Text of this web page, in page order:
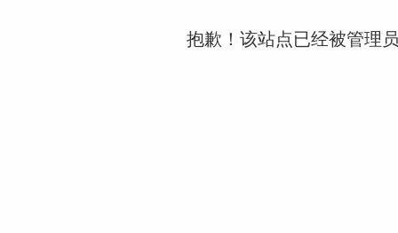
抱歉！该站点已经被管理